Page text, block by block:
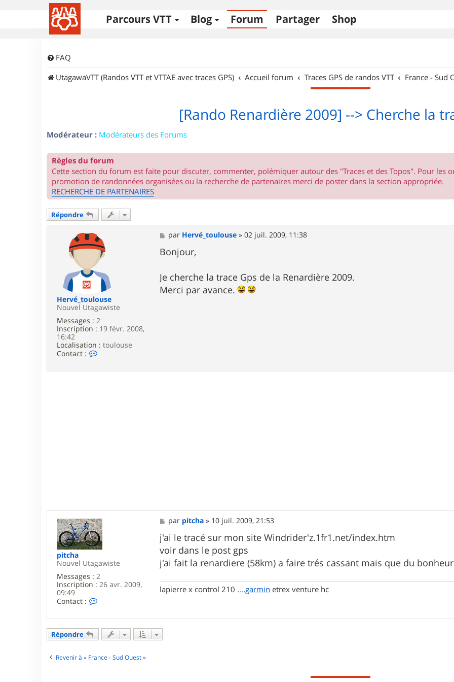
Parcours VTT Blog Forum Partager Shop
FAQ
UtagawaVTT (Randos VTT et VTTAE avec traces GPS)
Accueil forum Traces GPS de randos VTT France - Sud
[Rando Renardière 2009] --> Cherche la
Modérateur : Modérateurs des Forums
Règles du forum
Cette section du forum est faite pour discuter, commenter, polémiquer autour des "Traces et des Topos". Pour les
promotion de randonnées organisées ou la recherche de partenaires merci de poster dans la section appropriée.
RECHERCHE DE PARTENAIRES
Répondre
Hervé_toulouse
Nouvel Utagawiste
Messages : 2
Inscription : 19 févr. 2008,
16:42
Localisation : toulouse
Contact :
s
e
M
e
s
s
g
e
par Hervé_toulouse »02 juil. 2009, 11:38
Bonjour,
Je cherche la trace Gps de la Renardière 2009.
Merci par avance.
pitcha
Nouvel Utagawiste
Messages : 2
Inscription : 26 avr. 2009,
09:49
Contact :
n
c
e
M
e
s
s
a
g
e
par pitcha » 10 juil. 2009, 21:53
j'ai le tracé sur mon site Windrider'z.1fr1.net/index.htm
voir dans le post gps
j'ai fait la renardiere (58km) a faire trés cassant mais que du bonheur
lapierre x control 210 ....garmin etrex venture hc
Répondre
Revenir à « France - Sud Ouest »